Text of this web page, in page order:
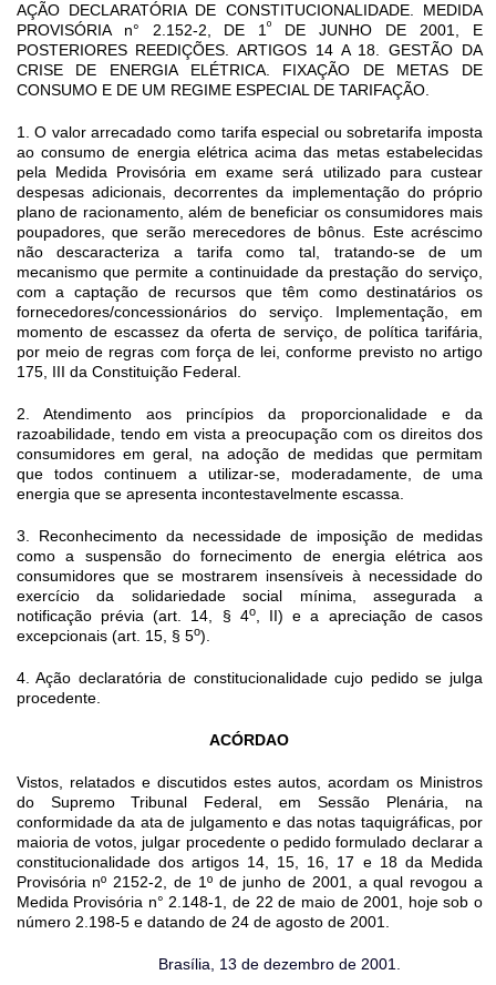
AÇÃO DECLARATÓRIA DE CONSTITUCIONALIDADE. MEDIDA
PROVISÓRIA n° 2.152-2, DE 1º
DE JUNHO DE 2001, E
POSTERIORES REEDIÇÕES. ARTIGOS 14 A 18. GESTÃO DA
CRISE DE ENERGIA ELÉTRICA. FIXAÇÃO DE METAS DE
CONSUMO E DE UM REGIME ESPECIAL DE TARIFAÇÃO.
1. O valor arrecadado como tarifa especial ou sobretarifa imposta
ao consumo de energia elétrica acima das metas estabelecidas
pela Medida Provisória em exame será utilizado para custear
despesas adicionais, decorrentes da implementação do próprio
plano de racionamento, além de beneficiar os consumidores mais
poupadores, que serão merecedores de bônus. Este acréscimo
não descaracteriza a tarifa como tal, tratando-se de um
mecanismo que permite a continuidade da prestação do serviço,
com a captação de recursos que têm como destinatários os
fornecedores/concessionários do serviço. Implementação, em
momento de escassez da oferta de serviço, de política tarifária,
por meio de regras com força de lei, conforme previsto no artigo
175, III da Constituição Federal.
2. Atendimento aos princípios da proporcionalidade e da
razoabilidade, tendo em vista a preocupação com os direitos dos
consumidores em geral, na adoção de medidas que permitam
que todos continuem a utilizar-se, moderadamente, de uma
energia que se apresenta incontestavelmente escassa.
3. Reconhecimento da necessidade de imposição de medidas
como a suspensão do fornecimento de energia elétrica aos
consumidores que se mostrarem insensíveis à necessidade do
exercício da solidariedade social mínima, assegurada a
notificação prévia (art. 14, § 4o, II) e a apreciação de casos
excepcionais (art. 15, § 5o).
4. Ação declaratória de constitucionalidade cujo pedido se julga
procedente.
ACÓRDAO
Vistos, relatados e discutidos estes autos, acordam os Ministros
do Supremo Tribunal Federal, em Sessão Plenária, na
conformidade da ata de julgamento e das notas taquigráficas, por
maioria de votos, julgar procedente o pedido formulado declarar a
constitucionalidade dos artigos 14, 15, 16, 17 e 18 da Medida
Provisória nº 2152-2, de 1º de junho de 2001, a qual revogou a
Medida Provisória n° 2.148-1, de 22 de maio de 2001, hoje sob o
número 2.198-5 e datando de 24 de agosto de 2001.
Brasília, 13 de dezembro de 2001.